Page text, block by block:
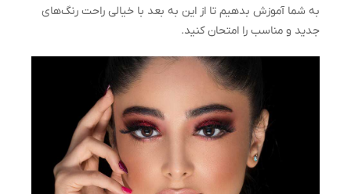
به شما آموزش بدهیم تا از این به بعد با خیالی راحت رنگ‌های
جدید و مناسب را امتحان کنید.